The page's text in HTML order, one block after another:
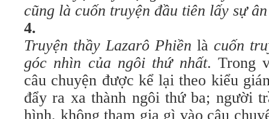
cũng là cuốn truyện đầu tiên lấy sự
4.
Truyện thầy Lazarô Phiền là cuốn
góc nhìn của ngôi thứ nhất. Trong
câu chuyện được kể lại theo kiểu
đẩy ra xa thành ngôi thứ ba; người
hình, không tham gia gì vào câu